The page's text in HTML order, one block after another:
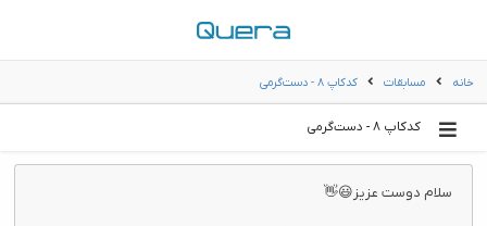
خانه مسابقات کدکاپ ۸ - دست‌گرمی
کدکاپ ۸ - دست‌گرمی
سلام دوست عزیز😃👋